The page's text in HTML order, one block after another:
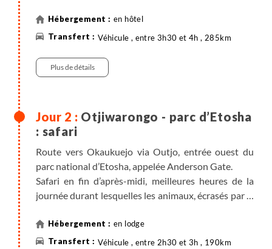
du bétail gras", début de la région de culture et
d’élevage qui s’étend au nord-est en direction du
la nuit.
Nuit au C'est Si Bon hôtel (ou similaire).
en hôtel
Véhicule , entre 3h30 et 4h , 285km
Plus de détails
Otjiwarongo - parc d’Etosha
: safari
Route vers Okaukuejo via Outjo, entrée ouest du
parc national d’Etosha, appelée Anderson Gate.
Safari en fin d’après-midi, meilleures heures de la
journée durant lesquelles les animaux, écrasés par la
Cohorte d’animaux se dirigeant vers les points d’eau,
poussière dans le soleil couchant, images
en lodge
Véhicule , entre 2h30 et 3h , 190km